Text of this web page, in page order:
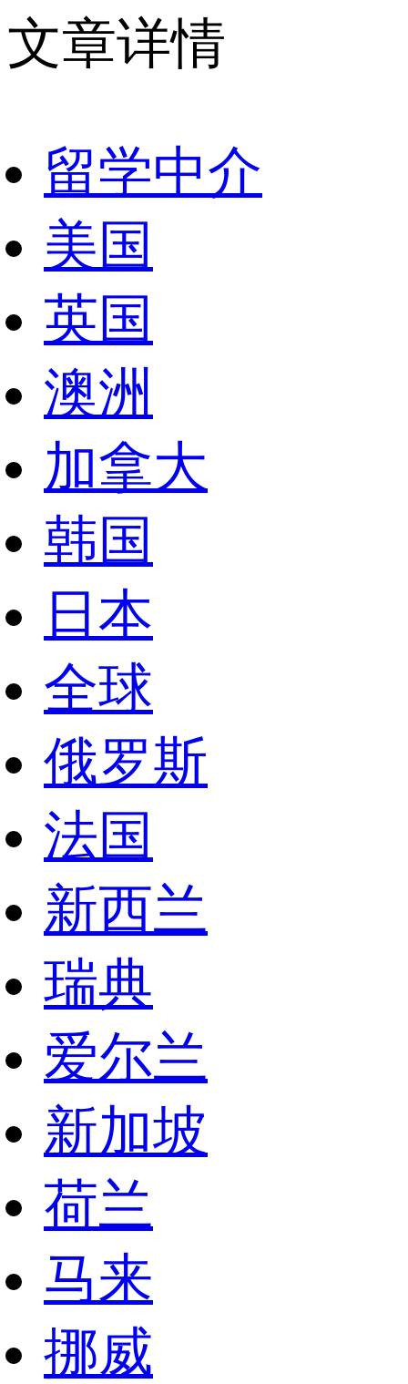
文章详情
留学中介
美国
英国
澳洲
加拿大
韩国
日本
全球
俄罗斯
法国
新西兰
瑞典
爱尔兰
新加坡
荷兰
马来
挪威